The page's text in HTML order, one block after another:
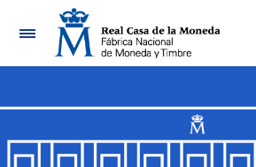
Navigation